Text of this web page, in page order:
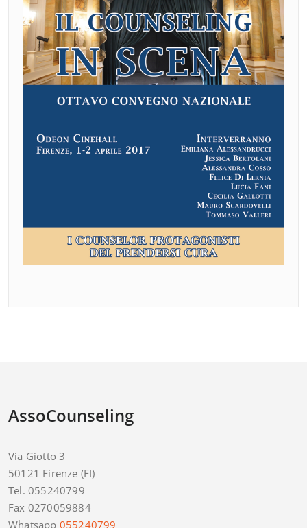
AssoCounseling
Via Giotto 3
50121 Firenze (FI)
Tel. 055240799
Fax 0270059884
Whatsapp 055240799